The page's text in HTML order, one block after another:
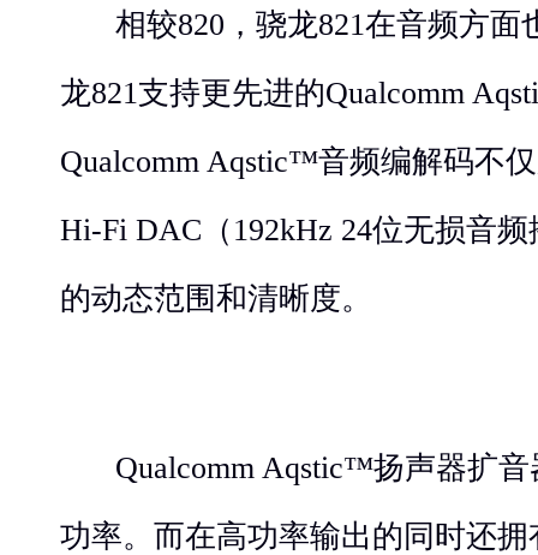
相较820，骁龙821在音频方
龙821支持更先进的Qualcomm
Qualcomm Aqstic™音频编解码不
Hi-Fi DAC（192kHz 24位无损音
的动态范围和清晰度。
Qualcomm Aqstic™扬声器扩
功率。而在高功率输出的同时还